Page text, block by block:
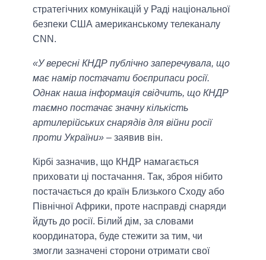
стратегічних комунікацій у Раді національної
безпеки США американському телеканалу
CNN.
«У вересні КНДР публічно заперечувала, що
має намір постачати боєприпаси росії.
Однак наша інформація свідчить, що КНДР
таємно постачає значну кількість
артилерійських снарядів для війни росії
проти України» – заявив він.
Кірбі зазначив, що КНДР намагається
приховати ці постачання. Так, зброя нібито
постачається до країн Близького Сходу або
Північної Африки, проте насправді снаряди
йдуть до росії. Білий дім, за словами
координатора, буде стежити за тим, чи
змогли зазначені сторони отримати свої